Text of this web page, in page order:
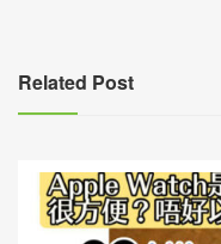
覽
Related Post